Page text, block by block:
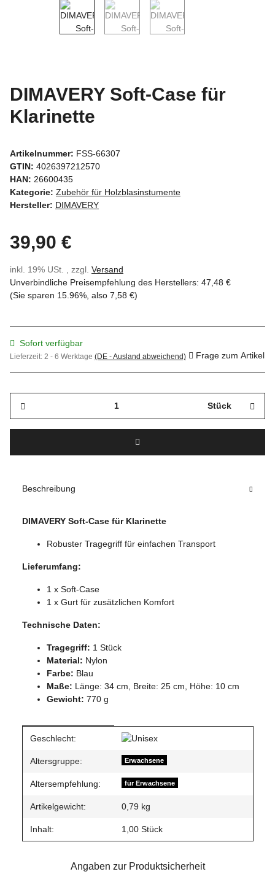
DIMAVERY Soft-Case für
Klarinette
Artikelnummer: FSS-66307
GTIN: 4026397212570
HAN: 26600435
Kategorie: Zubehör für Holzblasinstumente
Hersteller: DIMAVERY
39,90 €
inkl. 19% USt. , zzgl. Versand
Unverbindliche Preisempfehlung des Herstellers: 47,48 €
(Sie sparen 15.96% , also 7,58 €)
Sofort verfügbar
Lieferzeit: 2 - 6 Werktage (DE - Ausland abweichend) Frage zum Artikel
Stück
Beschreibung
DIMAVERY Soft-Case für Klarinette
Robuster Tragegriff für einfachen Transport
Lieferumfang:
1 x Soft-Case
1 x Gurt für zusätzlichen Komfort
Technische Daten:
Tragegriff: 1 Stück
Material: Nylon
Farbe: Blau
Maße: Länge: 34 cm, Breite: 25 cm, Höhe: 10 cm
Gewicht: 770 g
Produkteigenschaft
Wert
Geschlecht:
Altersgruppe: Erwachsene
Altersempfehlung: für Erwachsene
Artikelgewicht: 0,79 kg
Inhalt: 1,00 Stück
Angaben zur Produktsicherheit